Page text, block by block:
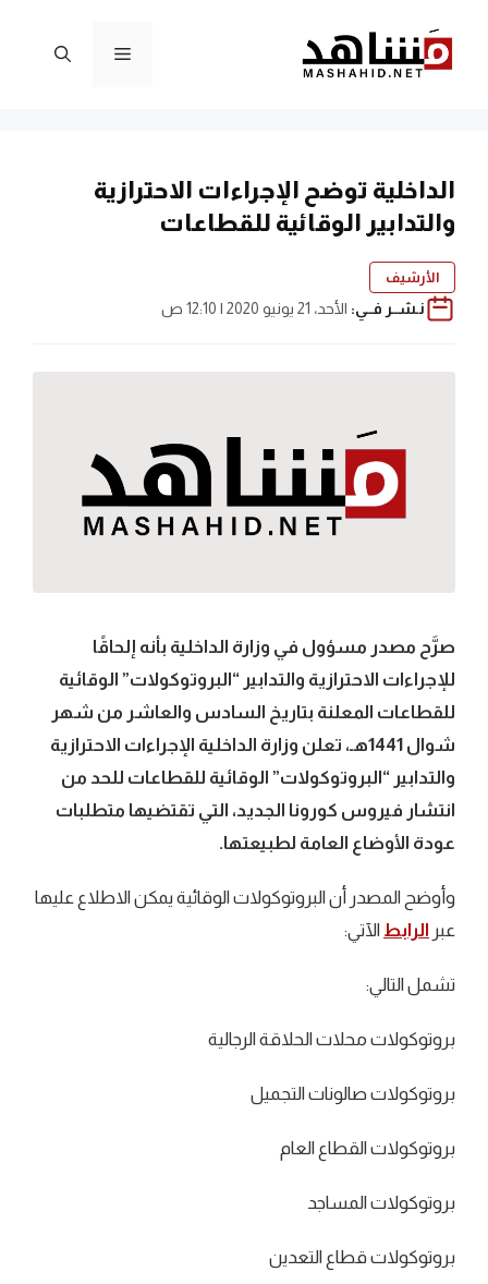
المحتوى
القائمة
الداخلية توضح الإجراءات الاحترازية
والتدابير الوقائية للقطاعات
الأرشيف
نـشــر فــي: الأحد، 21 يونيو 2020 | 12:10 ص
صرَّح مصدر مسؤول في وزارة الداخلية بأنه إلحاقًا
للإجراءات الاحترازية والتدابير “البروتوكولات” الوقائية
للقطاعات المعلنة بتاريخ السادس والعاشر من شهر
شوال 1441هـ، تعلن وزارة الداخلية الإجراءات الاحترازية
والتدابير “البروتوكولات” الوقائية للقطاعات للحد من
انتشار فيروس كورونا الجديد، التي تقتضيها متطلبات
عودة الأوضاع العامة لطبيعتها.
وأوضح المصدر أن البروتوكولات الوقائية يمكن الاطلاع عليها
عبر الرابط الآتي:
تشمل التالي:
بروتوكولات محلات الحلاقة الرجالية
بروتوكولات صالونات التجميل
بروتوكولات القطاع العام
بروتوكولات المساجد
بروتوكولات قطاع التعدين